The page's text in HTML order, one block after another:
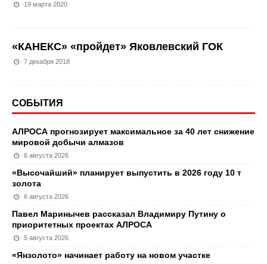
19 марта 2020
«КАНЕКС» «пройдет» Яковлевский ГОК
7 декабря 2018
СОБЫТИЯ
АЛРОСА прогнозирует максимальное за 40 лет снижение
мировой добычи алмазов
6 августа 2026
«Высочайший» планирует выпустить в 2026 году 10 т
золота
6 августа 2026
Павел Маринычев рассказал Владимиру Путину о
приоритетных проектах АЛРОСА
5 августа 2026
«Янзолото» начинает работу на новом участке